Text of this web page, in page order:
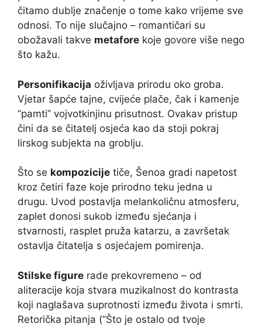
čitamo dublje značenje o tome kako vrijeme sve
odnosi. To nije slučajno – romantičari su
obožavali takve metafore koje govore više nego
što kažu.
Personifikacija oživljava prirodu oko groba.
Vjetar šapće tajne, cvijeće plače, čak i kamenje
“pamti” vojvotkinjinu prisutnost. Ovakav pristup
čini da se čitatelj osjeća kao da stoji pokraj
lirskog subjekta na groblju.
Što se kompozicije tiče, Šenoa gradi napetost
kroz četiri faze koje prirodno teku jedna u
drugu. Uvod postavlja melankol­ičnu atmosferu,
zaplet donosi sukob između sjećanja i
stvarnosti, rasplet pruža katarzu, a završetak
ostavlja čitatelja s osjećajem pomirenja.
Stilske figure rade prekovremeno – od
aliteracije koja stvara muzikalnost do kontrasta
koji naglašava suprotnosti između života i smrti.
Retorička pitanja (“Što je ostalo od tvoje